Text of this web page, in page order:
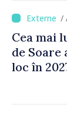
/
Cea mai
de Soare
loc în